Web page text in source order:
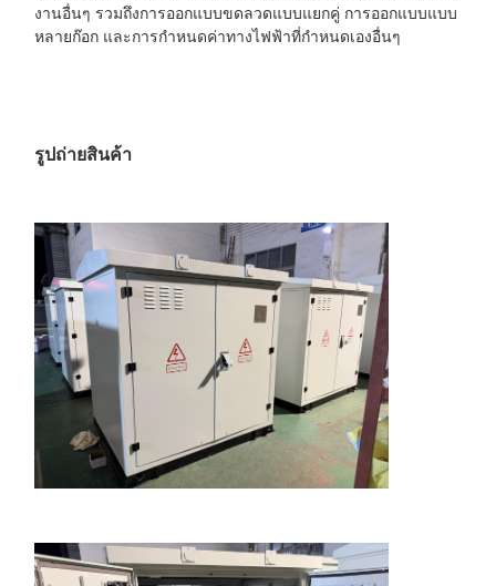
งานอื่นๆ รวมถึงการออกแบบขดลวดแบบแยกคู่ การออกแบบแบบ
หลายก๊อก และการกำหนดค่าทางไฟฟ้าที่กำหนดเองอื่นๆ
รูปถ่ายสินค้า